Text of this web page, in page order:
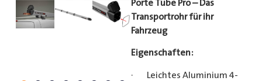
Porte Tube Pro – Das
Transportrohr für ihr
Fahrzeug
Eigenschaften:
· Leichtes Aluminium 4-